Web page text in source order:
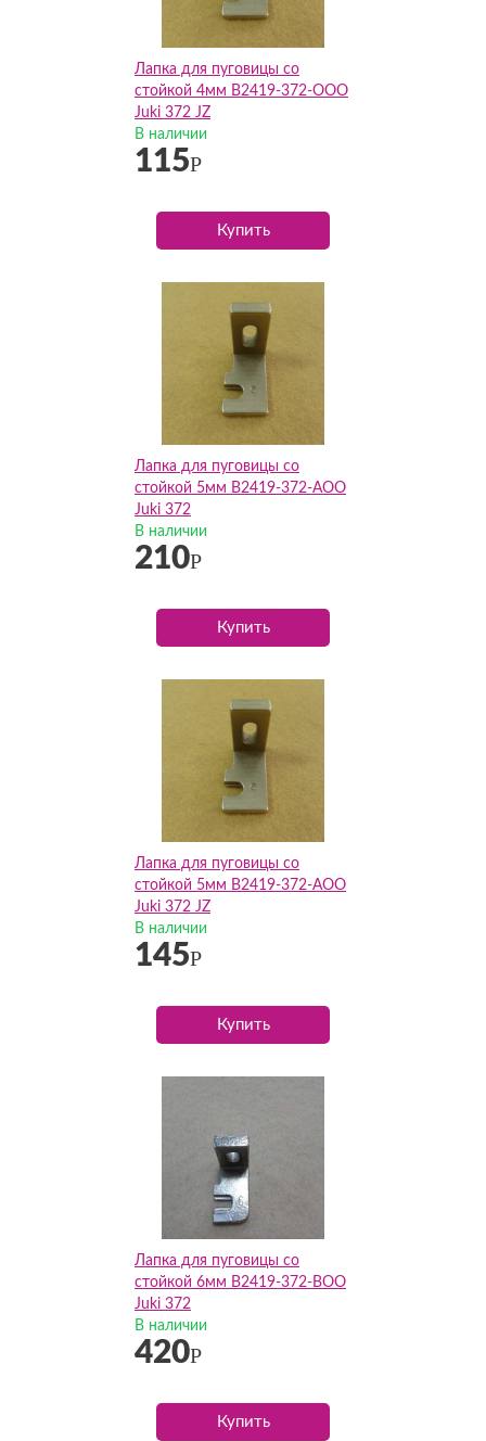
Лапка для пуговицы со
стойкой 4мм B2419-372-OOO
Juki 372 JZ
В наличии
115Р
Купить
Лапка для пуговицы со
стойкой 5мм B2419-372-AOO
Juki 372
В наличии
210Р
Купить
Лапка для пуговицы со
стойкой 5мм B2419-372-AOO
Juki 372 JZ
В наличии
145Р
Купить
Лапка для пуговицы со
стойкой 6мм B2419-372-BOO
Juki 372
В наличии
420Р
Купить